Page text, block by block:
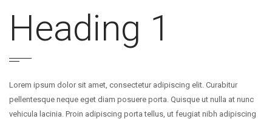
Heading 1
Lorem ipsum dolor sit amet, consectetur adipiscing elit. Curabitur
pellentesque neque eget diam posuere porta. Quisque ut nulla at nunc
vehicula lacinia. Proin adipiscing porta tellus, ut feugiat nibh adipiscing